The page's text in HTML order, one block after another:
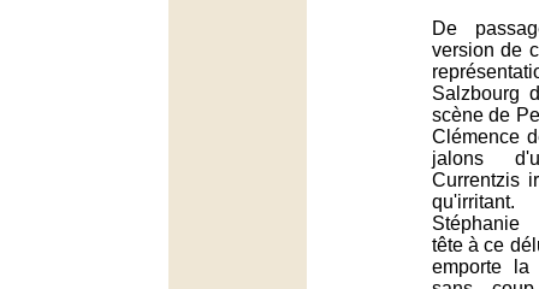
De
version de
Salzbourg
scène de
Clémence
jalons
Currentzis
Stéphanie
tête à ce
emporte la